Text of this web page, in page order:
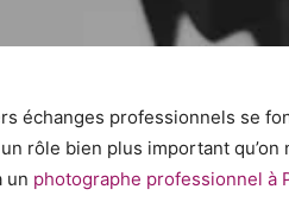
échanges professionnels se
rôle bien plus important
un photographe professionnel à